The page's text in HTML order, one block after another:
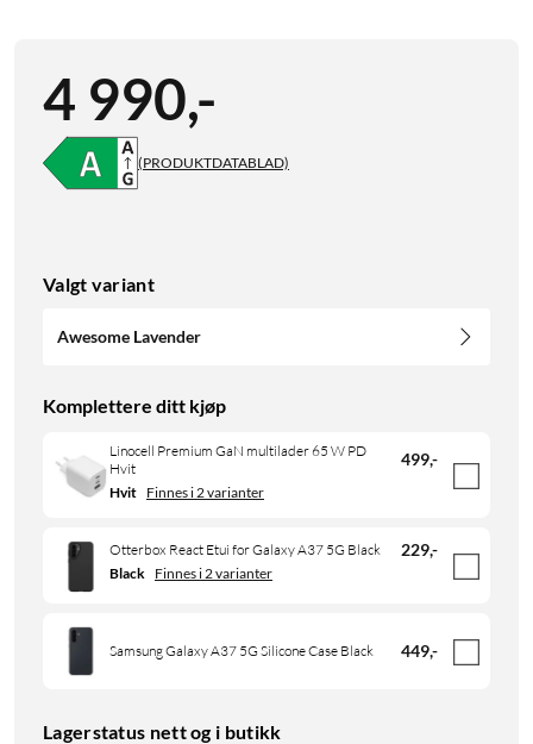
4 990,-
(PRODUKTDATABLAD)
Valgt variant
Awesome Lavender
Komplettere ditt kjøp
Linocell Premium GaN multilader 65 W PD
Hvit
499,-
Hvit Finnes i 2 varianter
Otterbox React Etui for Galaxy A37 5G Black 229,-
Black Finnes i 2 varianter
Samsung Galaxy A37 5G Silicone Case Black 449,-
Lagerstatus nett og i butikk